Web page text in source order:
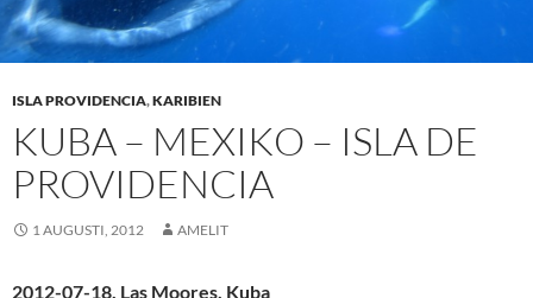
ISLA PROVIDENCIA,KARIBIEN
KUBA – MEXIKO – ISLA DE
PROVIDENCIA
1 AUGUSTI, 2012 AMELIT
2012-07-18, Las Moores, Kuba